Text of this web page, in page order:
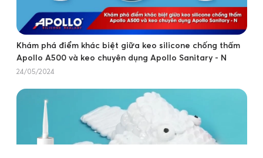
Khám phá điểm khác biệt giữa keo silicone chống thấm
Apollo A500 và keo chuyên dụng Apollo Sanitary - N
24/05/2024